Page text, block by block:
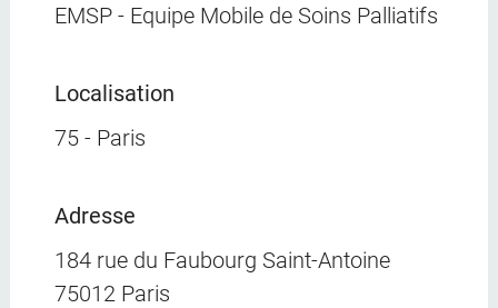
EMSP - Equipe Mobile de Soins Palliatifs
Localisation
75 - Paris
Adresse
184 rue du Faubourg Saint-Antoine
75012 Paris